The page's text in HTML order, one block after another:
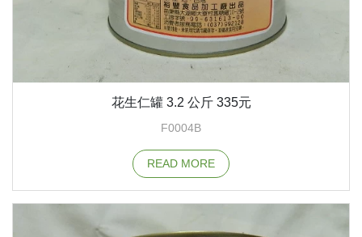
花生仁罐 3.2 公斤 335元
F0004B
READ MORE